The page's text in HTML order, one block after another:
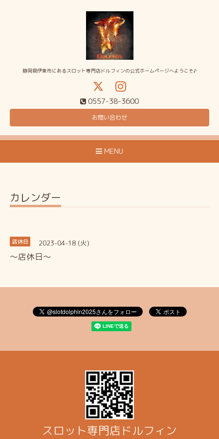
静岡県伊東市にあるスロット専門店ドルフィンの公式ホームページへようこそ♪
0557-38-3600
お問い合わせ
MENU
カレンダー
店休日 2023-04-18 (火)
～店休日～
スロット専門店ドルフィン